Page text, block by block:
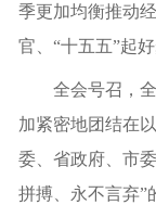
季更加均衡推动
官、“十五五”起好
全会号召，
加紧密地团结在
委、省政府、市
拼搏、永不言弃”